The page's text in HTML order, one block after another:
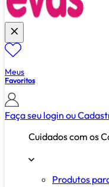
Meus
Favoritos
Faça seu login ou
Cuidados com os
Produtos